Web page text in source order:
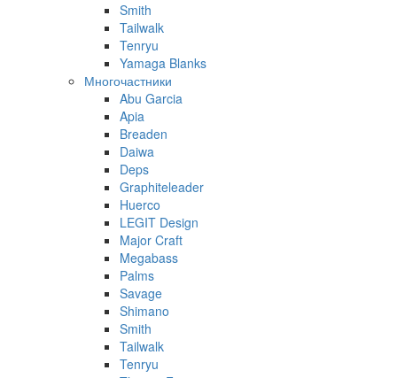
Smith
Tailwalk
Tenryu
Yamaga Blanks
Многочастники
Abu Garcia
Apia
Breaden
Daiwa
Deps
Graphiteleader
Huerco
LEGIT Design
Major Craft
Megabass
Palms
Savage
Shimano
Smith
Tailwalk
Tenryu